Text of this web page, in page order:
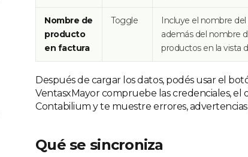
Nombre de
producto
en factura
Toggle
Incluye el nombre
además del nombre
productos en la vista
Después de cargar los datos, podés usar el
VentasxMayor compruebe las credenciales, el
Contabilium y te muestre errores,
Qué se sincroniza